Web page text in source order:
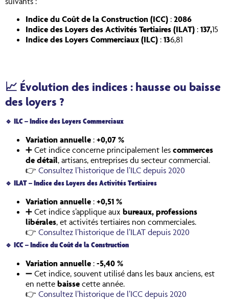
Indice du Coût de la Construction (ICC) : 2086
Indice des Loyers des Activités Tertiaires (ILAT) : 137,15
Indice des Loyers Commerciaux (ILC) : 136,81
📈 Évolution des indices : hausse ou baisse
des loyers ?
🔹 ILC – Indice des Loyers Commerciaux
Variation annuelle : +0,07 %
➕ Cet indice concerne principalement les commerces
de détail, artisans, entreprises du secteur commercial.
👉 Consultez l’historique de l’ILC depuis 2020
🔹 ILAT – Indice des Loyers des Activités Tertiaires
Variation annuelle : +0,51 %
➕ Cet indice s’applique aux bureaux, professions
libérales, et activités tertiaires non commerciales.
👉 Consultez l’historique de l’ILAT depuis 2020
🔹 ICC – Indice du Coût de la Construction
Variation annuelle : -5,40 %
➖ Cet indice, souvent utilisé dans les baux anciens, est
en nette baisse cette année.
👉 Consultez l’historique de l’ICC depuis 2020